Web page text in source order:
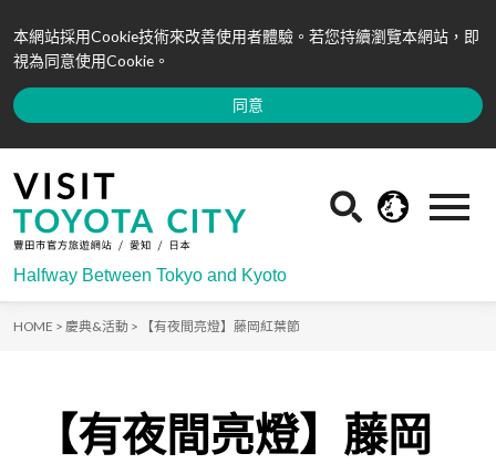
本網站採用Cookie技術來改善使用者體驗。若您持續瀏覽本網站，即
視為同意使用Cookie。
同意
Halfway Between Tokyo and Kyoto
HOME > 慶典&活動 > 【有夜間亮燈】藤岡紅葉節
【有夜間亮燈】藤岡